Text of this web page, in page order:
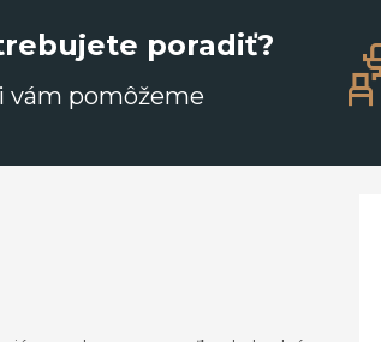
poradiť?
vám pomôžeme